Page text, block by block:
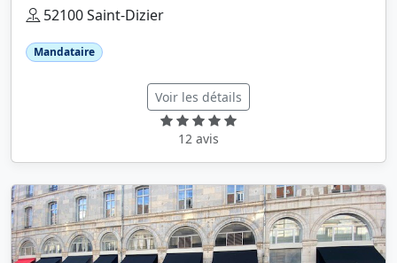
52100 Saint-Dizier
Mandataire
Voir les détails
12 avis